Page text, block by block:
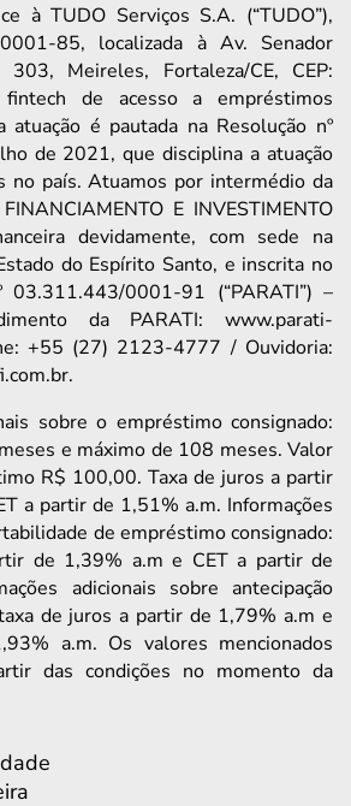
à TUDO Serviços S.A. (“TUDO”),
85, localizada à Av. Senador
Meireles, Fortaleza/CE, CEP:
de acesso a empréstimos
atuação é pautada na Resolução nº
de 2021, que disciplina a atuação
no país. Atuamos por intermédio da
E INVESTIMENTO
devidamente, com sede na
do Espírito Santo, e inscrita no
03.311.443/0001-91 (“PARATI”) –
da PARATI: www.parati-
+55 (27) 2123-4777 / Ouvidoria:
sobre o empréstimo consignado:
e máximo de 108 meses. Valor
R$ 100,00. Taxa de juros a partir
a partir de 1,51% a.m. Informações
de empréstimo consignado:
de 1,39% a.m e CET a partir de
adicionais sobre antecipação
de juros a partir de 1,79% a.m e
a.m. Os valores mencionados
das condições no momento da